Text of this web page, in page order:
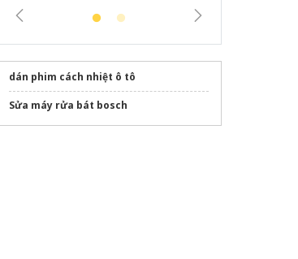
dán phim cách nhiệt ô tô
Sửa máy rửa bát bosch